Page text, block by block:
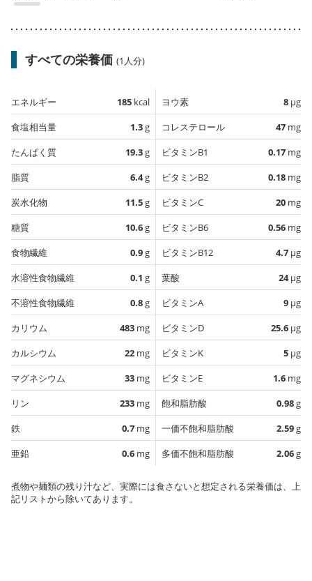
すべての栄養価 (1人分)
エネルギー 185 kcal
食塩相当量
1.3g
たんぱく質
19.3g
脂質
6.4g
炭水化物
11.5g
糖質
10.6g
食物繊維
0.9g
水溶性食物繊維
0.1 g
不溶性食物繊維
0.8g
カリウム
483 mg
カルシウム
22 mg
マグネシウム
33 mg
リン
233 mg
鉄
0.7 mg
亜鉛
0.6 mg
ヨウ素 8 µg
コレステロール
47 mg
ビタミンB1
0.17 mg
ビタミンB2
0.18 mg
ビタミンC
20 mg
ビタミンB6
0.56 mg
ビタミンB12
4.7 µg
葉酸
24µg
ビタミンA
9 µg
ビタミンD
25.6 µg
ビタミンK
5 µg
ビタミンE
1.6 mg
飽和脂肪酸
0.98g
一価不飽和脂肪酸
2.59g
多価不飽和脂肪酸
2.06g
煮物や麺類の残り汁など、実際には食さないと想定される栄養価は、上
記リストから除いてあります。